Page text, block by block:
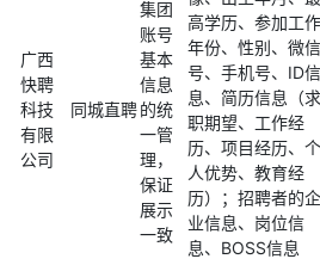
广西
快聘
科技
有限
公司
同城直聘
集团
账号
基本
信息
的统
一管
理，
保证
展示
一致
高学历、参加工作
年份、性别、微信
号、手机号、ID信
息、简历信息（求
职期望、工作经
历、项目经历、个
人优势、教育经
历）；招聘者的企
业信息、岗位信
息、BOSS信息